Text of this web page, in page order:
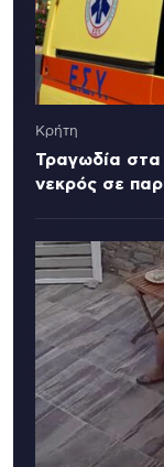
Κρήτη
Τραγωδία στα
νεκρός σε